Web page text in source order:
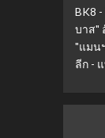
BK8
บาส"
"แมน
ลีก -